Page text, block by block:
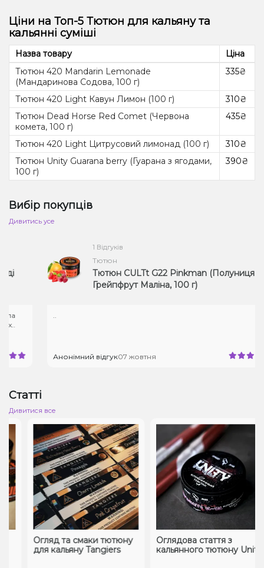
Ціни на Топ-5 Тютюн для кальяну та
кальянні суміші
Назва товару
Ціна
Тютюн 420 Mandarin Lemonade
(Мандаринова Содова, 100 г)
335₴
Тютюн 420 Light Кавун Лимон (100 г)
310₴
Тютюн Dead Horse Red Comet (Червона
комета, 100 г)
435₴
Тютюн 420 Light Цитрусовий лимонад (100 г)
310₴
Тютюн Unity Guarana berry (Гуарана з ягодами,
100 г)
390₴
Вибір покупців
Дивитись усе
1 Відгуків
Тютюн
Тютюн CULTt G22 Pinkman (Полуниця
Грейпфрут Маліна, 100 г)
Анонімний відгук07 жовтня
Статті
Дивитися все
Огляд та смаки тютюну
для кальяну Tangiers
Оглядова стаття з
кальянного тютюну Unity